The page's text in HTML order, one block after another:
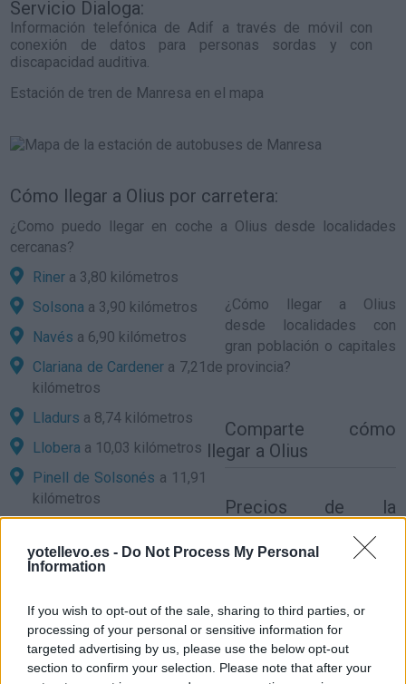
yotellevo.es - Do Not Process My Personal
Information
If you wish to opt-out of the sale, sharing to third parties, or
processing of your personal or sensitive information for
targeted advertising by us, please use the below opt-out
section to confirm your selection. Please note that after your
Servicio Dialoga:
Información telefónica de Adif a través de móvil con
conexión de datos para personas sordas y con
discapacidad auditiva.
Estación de tren de Manresa en el mapa
Cómo llegar a Olius por carretera:
¿Como puedo llegar en coche a Olius desde localidades
cercanas?
Riner a 3,80 kilómetros
Solsona a 3,90 kilómetros
Navés a 6,90 kilómetros
Clariana de Cardenera 7,21
kilómetros
Lladurs a 8,74 kilómetros
Llobera a 10,03 kilómetros
Pinell de Solsonés a 11,91
kilómetros
Castellar de la Riberaa
Montmajora 15,35
kilómetros
¿ Cómo llegar a Olius
desde localidades con
gran población o capitales
de provincia?
Barcelona
a 82,77
Comparte cómo
llegar a Olius
Precios de la